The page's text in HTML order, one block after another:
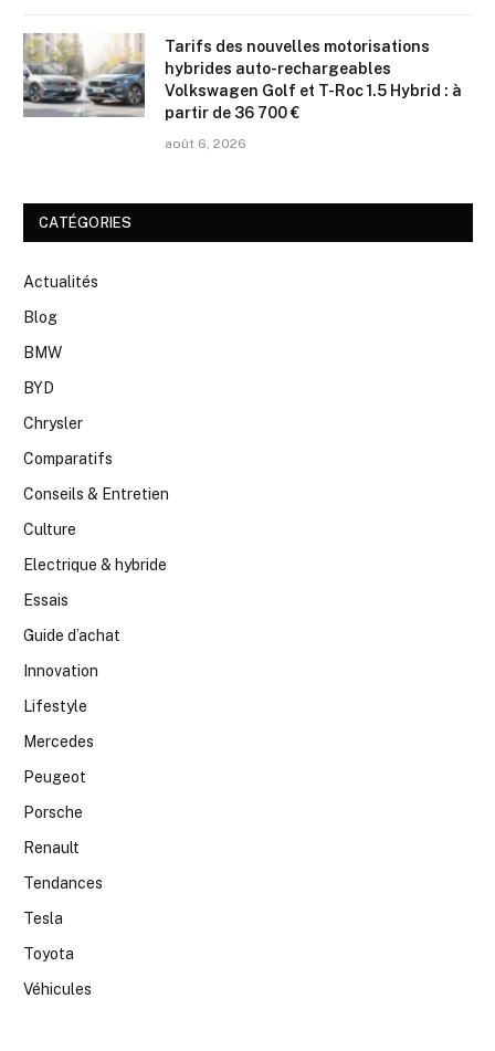
Tarifs des nouvelles motorisations
hybrides auto-rechargeables
Volkswagen Golf et T-Roc 1.5 Hybrid : à
partir de 36 700 €
août 6, 2026
CATÉGORIES
Actualités
Blog
BMW
BYD
Chrysler
Comparatifs
Conseils & Entretien
Culture
Electrique & hybride
Essais
Guide d’achat
Innovation
Lifestyle
Mercedes
Peugeot
Porsche
Renault
Tendances
Tesla
Toyota
Véhicules